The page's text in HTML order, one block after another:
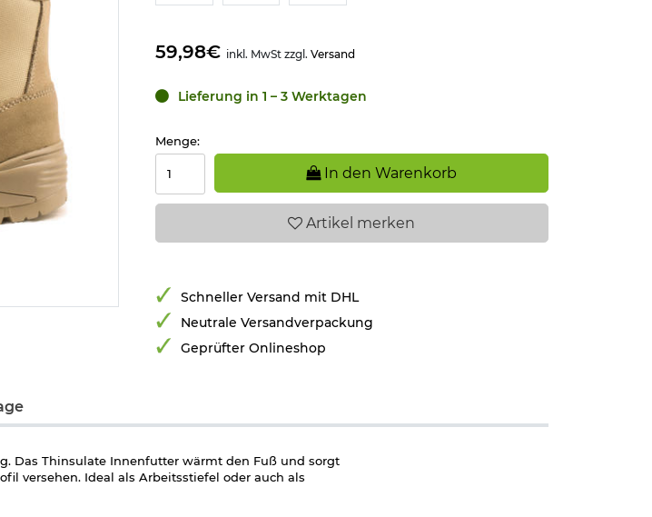
59,98€ inkl. MwSt zzgl. Versand
Lieferung in 1 – 3 Werktagen
Menge:
In den Warenkorb
Artikel merken
Schneller Versand mit DHL
Neutrale Versandverpackung
Geprüfter Onlineshop
Das Thinsulate Innenfutter wärmt den Fuß und sorgt
versehen. Ideal als Arbeitsstiefel oder auch als